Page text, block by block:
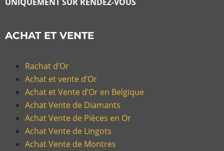
ACHAT ET VENTE
Rachat d’Or
Achat et vente d’Or
Achat et Vente d’Or en Belgique
Achat Vente de Diamants
Achat Vente de Pièces en Or
Achat Vente de Lingots
Achat Vente de Montres